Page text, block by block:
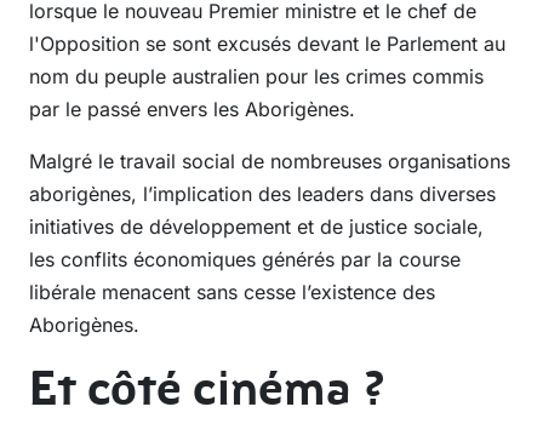
lorsque le nouveau Premier ministre et le chef de
l'Opposition se sont excusés devant le Parlement au
nom du peuple australien pour les crimes commis
par le passé envers les Aborigènes.
Malgré le travail social de nombreuses organisations
aborigènes, l’implication des leaders dans diverses
initiatives de développement et de justice sociale,
les conflits économiques générés par la course
libérale menacent sans cesse l’existence des
Aborigènes.
Et côté cinéma ?